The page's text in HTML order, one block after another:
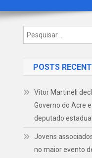
POSTS
Vitor Martineli
Governo do Acre
deputado estadual
Jovens
no maior evento